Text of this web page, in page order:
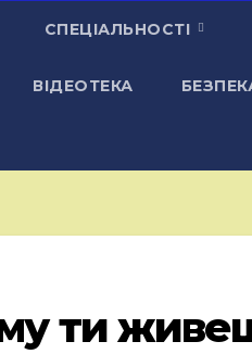
СПЕЦІАЛЬНОСТІ
ВІДЕОТЕКА
ти